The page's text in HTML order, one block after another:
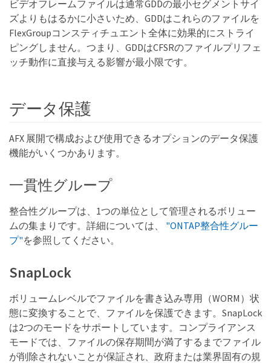
ビデオフレームファイルは通常GDDの最小セグメントサイ
ズよりもはるかに小さいため、GDDはこれらのファイルを
FlexGroupコンスティチュエント全体に効果的にストライ
ピングしません。つまり、GDDはCFSRのファイルプリフェ
ッチ動作に直接与える影響が最小限です。
データ保護
AFX 展開で構成および使用できるオプションのデータ保護
機能がいくつかあります。
一貫性グループ
整合性グループは、1つの単位として管理されるボリュー
ムの集まりです。詳細については、 "ONTAP整合性グルー
プ"を参照してください。
SnapLock
ボリュームレベルでファイルを書き込み専用（WORM）状
態に変換することで、ファイルを保護できます。SnapLock
は2つのモードをサポートしています。コンプライアンス
モードでは、ファイルの保存期間が満了するまでファイル
が削除されないことが保証され、政府または業界固有の規